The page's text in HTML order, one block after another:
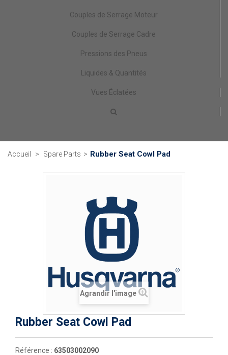
Couples de Serrage Moteur
Couples de Serrage Cadre
Pressions des Pneus
Liquides & Quantités
Vues Éclatées
Accueil > Spare Parts > Rubber Seat Cowl Pad
Agrandir l'image
Rubber Seat Cowl Pad
Référence : 63503002090